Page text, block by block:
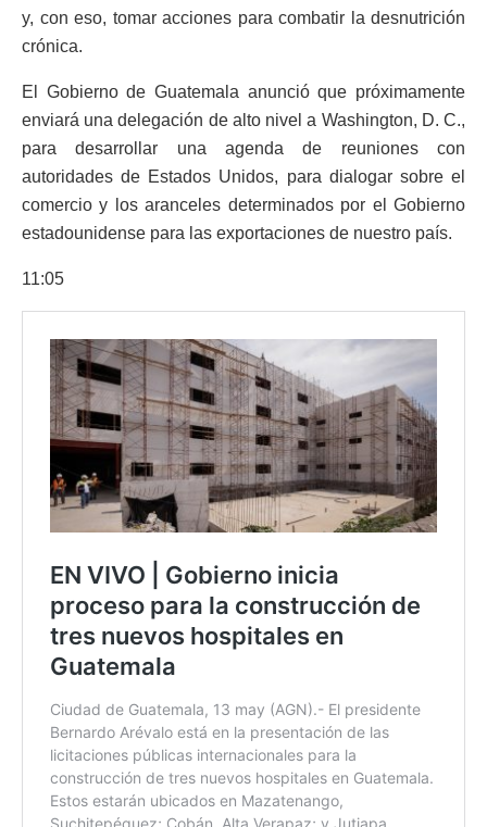
y, con eso, tomar acciones para combatir la desnutrición
crónica.
El Gobierno de Guatemala anunció que próximamente
enviará una delegación de alto nivel a Washington, D. C.,
para desarrollar una agenda de reuniones con
autoridades de Estados Unidos, para dialogar sobre el
comercio y los aranceles determinados por el Gobierno
estadounidense para las exportaciones de nuestro país.
11:05